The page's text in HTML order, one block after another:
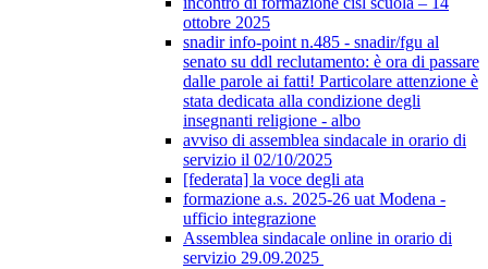
ottobre 2025
snadir info-point n.485 - snadir/fgu al
senato su ddl reclutamento: è ora di passare
dalle parole ai fatti! Particolare attenzione è
stata dedicata alla condizione degli
insegnanti religione - albo
avviso di assemblea sindacale in orario di
servizio il 02/10/2025
[federata] la voce degli ata
formazione a.s. 2025-26 uat Modena -
ufficio integrazione
Assemblea sindacale online in orario di
servizio 29.09.2025